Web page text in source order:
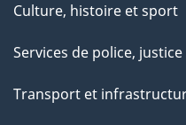
Culture, histoire et sport
Services de police,
Transport et